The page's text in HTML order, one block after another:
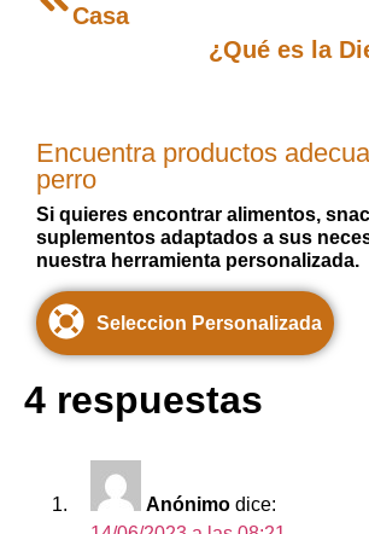
Casa
¿Qué es la
Encuentra productos
perro
Si quieres encontrar alimentos,
suplementos adaptados a sus
nuestra herramienta personalizada.
Seleccion Personalizada
4 respuestas
Anónimo dice: